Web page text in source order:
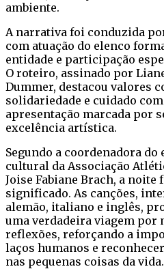
ambiente.
A narrativa foi conduzida
com atuação do elenco
entidade e participação
O roteiro, assinado por
Dummer, destacou valores
solidariedade e cuidado
apresentação marcada por
excelência artística.
Segundo a coordenadora
cultural da Associação
Joise Fabiane Brach, a noite
significado. As canções,
alemão, italiano e inglês,
uma verdadeira viagem por
reflexões, reforçando a
laços humanos e
nas pequenas coisas da vida.